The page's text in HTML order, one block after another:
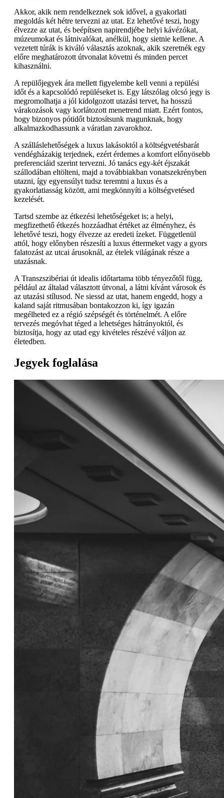
Akkor, akik nem rendelkeznek sok idővel, a gyakorlati
megoldás két hétre tervezni az utat. Ez lehetővé teszi, hogy
élvezze az utat, és beépítsen napirendjébe helyi kávézókat,
múzeumokat és látnivalókat, anélkül, hogy sietnie kellene. A
vezetett túrák is kiváló választás azoknak, akik szeretnék egy
előre meghatározott útvonalat követni és minden percet
kihasználni.
A repülőjegyek ára mellett figyelembe kell venni a repülési
időt és a kapcsolódó repüléseket is. Egy látszólag olcsó jegy is
megromolhatja a jól kidolgozott utazási tervet, ha hosszú
várakozások vagy korlátozott menetrend miatt. Ezért fontos,
hogy bizonyos pótidőt biztosítsunk magunknak, hogy
alkalmazkodhassunk a váratlan zavarokhoz.
A szálláslehetőségek a luxus lakásoktól a költségvetésbarát
vendégházakig terjednek, ezért érdemes a komfort előnyösebb
preferenciáid szerint tervezni. Jó tanács egy-két éjszakát
szállodában eltölteni, majd a továbbiakban vonatszekrényben
utazni, így egyensúlyt tudsz teremtni a luxus és a
gyakorlatiasság között, ami megkönnyíti a költségvetésed
kezelését.
Tartsd szembe az étkezési lehetőségeket is; a helyi,
megfizethető étkezés hozzáadhat értéket az élményhez, és
lehetővé teszi, hogy élvezze az eredeti ízeket. Függetlenül
attól, hogy előnyben részesíti a luxus éttermeket vagy a gyors
falatozást az utcai árusoknál, az ételek világának része a
utazásnak.
A Transzszibériai út idealis időtartama több tényezőtől függ,
például az általad választott útvonal, a látni kívánt városok és
az utazási stílusod. Ne siessd az utat, hanem engedd, hogy a
kaland saját ritmusában bontakozzon ki, így igazán
megélheted ez a régió szépségét és történelmét. A előre
tervezés megóvhat téged a lehetséges hátrányoktól, és
biztosítja, hogy az utad egy kivételes részévé váljon az
életedben.
Jegyek foglalása